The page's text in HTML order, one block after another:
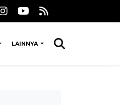
LAINNYA